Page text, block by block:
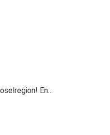
En…